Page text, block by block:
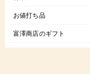
お値打ち品
富澤商店のギフト